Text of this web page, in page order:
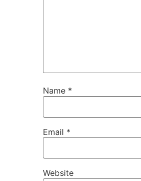
Name *
Email *
Website